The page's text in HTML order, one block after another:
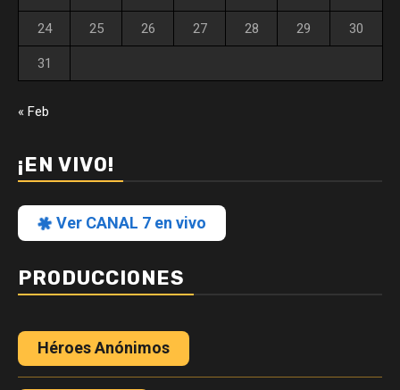
24 25 26 27 28 29 30
31
« Feb
¡EN VIVO!
Ver CANAL 7 en vivo
PRODUCCIONES
Héroes Anónimos